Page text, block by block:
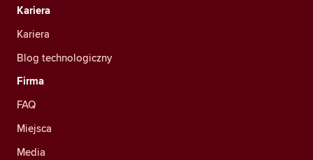
Kariera
Kariera
Blog technologiczny
Firma
FAQ
Miejsca
Media